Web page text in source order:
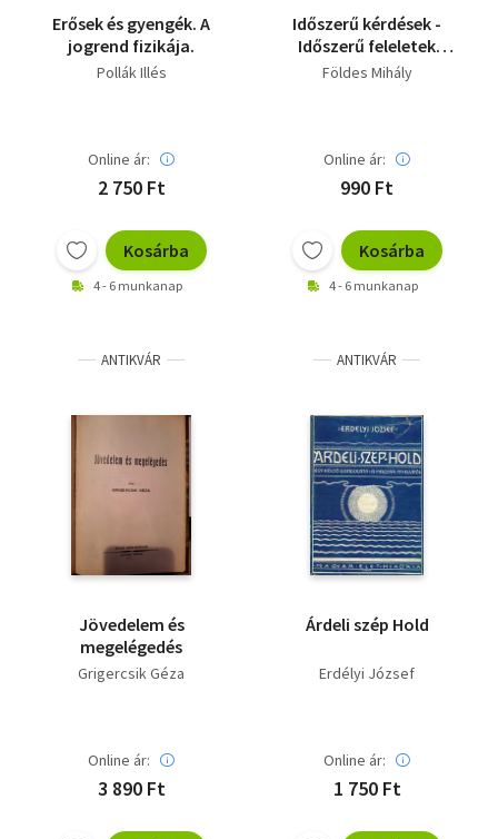
Tankönyv, segédkönyv
Történelem
Egyéb
Erősek és gyengék. A
jogrend fizikája.
Pollák Illés
Online ár:
2 750 Ft
Kosárba
4 - 6 munkanap
Időszerű kérdések -
Időszerű feleletek
(Fölfedező séta a
Földes Mihály
Online ár:
990 Ft
Kosárba
4 - 6 munkanap
ANTIKVÁR
Jövedelem és
megelégedés
Grigercsik Géza
Online ár:
3 890 Ft
ANTIKVÁR
Árdeli szép Hold
Erdélyi József
Online ár:
1 750 Ft